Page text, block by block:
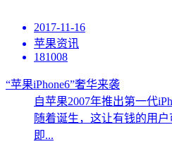
2017-11-16
苹果资讯
181008
“苹果iPhone6”奢华来袭
自苹果2007年推出第一代
随着诞生，这让有钱的用户
即...